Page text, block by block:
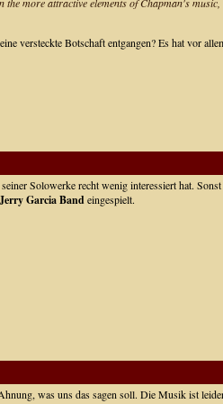
versteckte Botschaft entgangen? Es hat vor
Solowerke recht wenig interessiert hat.
Jerry Garcia Bandeingespielt.
was uns das sagen soll. Die Musik ist